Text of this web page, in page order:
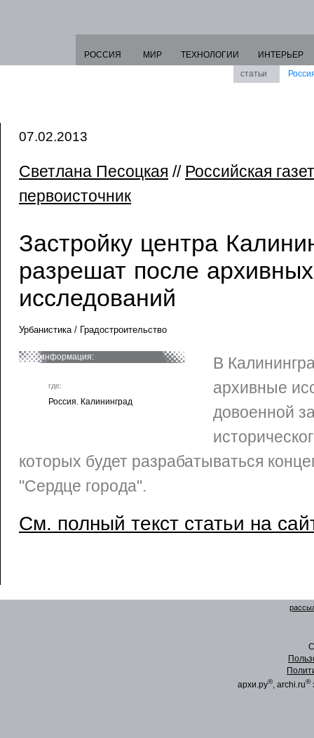
РОССИЯ МИР ТЕХНОЛОГИИ
ИНТЕРЬЕР
статьи
07.02.2013
Светлана Песоцкая // Российская
первоисточник
Застройку центра
разрешат после архивных
исследований
Урбанистика / Градостроительство
информация:
где:
Россия. Калининград
В
архивные
довоенной
которых будет разрабатываться
"Сердце города".
См. полный текст статьи на
архи.ру®, archi.ru®